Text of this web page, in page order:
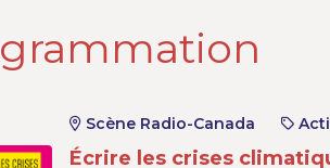
Scène Radio-Canada
Écrire les crises